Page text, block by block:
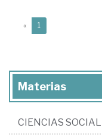
« 1
Materias
CIENCIAS